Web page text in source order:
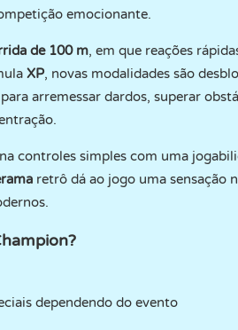
emocionante.
de 100 m, em que reações
XP, novas modalidades são
arremessar dardos, superar
controles simples com uma
retrô dá ao jogo uma sensação
dependendo do evento